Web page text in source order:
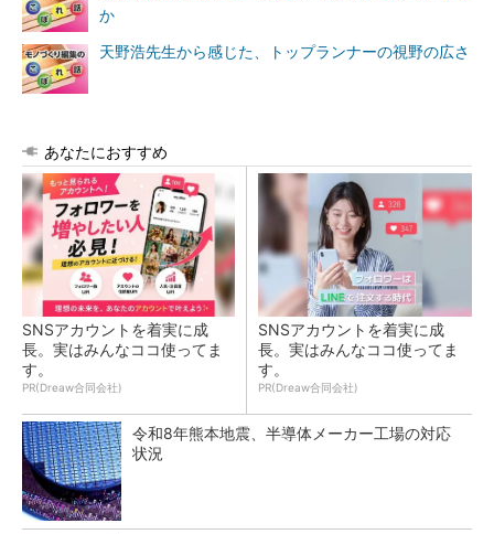
か
天野浩先生から感じた、トップランナーの視野の広さ
あなたにおすすめ
SNSアカウントを着実に成
長。実はみんなココ使ってま
す。
PR(Dreaw合同会社)
SNSアカウントを着実に成
長。実はみんなココ使ってま
す。
PR(Dreaw合同会社)
令和8年熊本地震、半導体メーカー工場の対応
状況